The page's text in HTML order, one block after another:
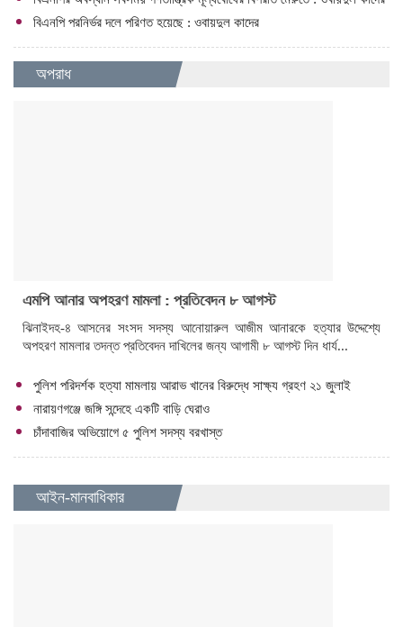
বিএনপি পরনির্ভর দলে পরিণত হয়েছে : ওবায়দুল কাদের
অপরাধ
এমপি আনার অপহরণ মামলা : প্রতিবেদন ৮ আগস্ট
ঝিনাইদহ-৪ আসনের সংসদ সদস্য আনোয়ারুল আজীম আনারকে হত্যার উদ্দেশ্যে
অপহরণ মামলার তদন্ত প্রতিবেদন দাখিলের জন্য আগামী ৮ আগস্ট দিন ধার্য...
পুলিশ পরিদর্শক হত্যা মামলায় আরাভ খানের বিরুদ্ধে সাক্ষ্য গ্রহণ ২১ জুলাই
নারায়ণগঞ্জে জঙ্গি সন্দেহে একটি বাড়ি ঘেরাও
চাঁদাবাজির অভিয়োগে ৫ পুলিশ সদস্য বরখাস্ত
আইন-মানবাধিকার